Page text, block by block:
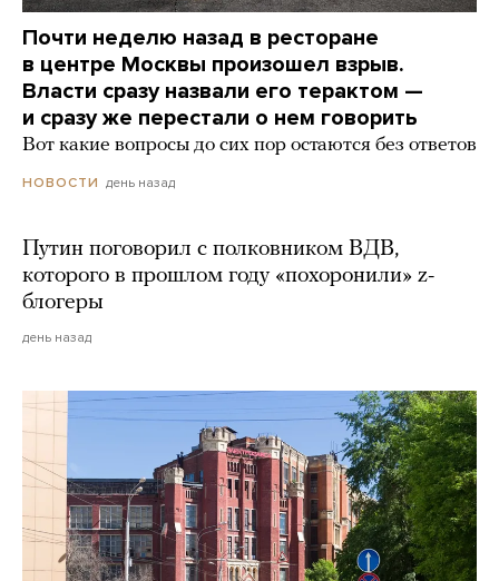
Почти неделю назад в ресторане
в центре Москвы произошел взрыв.
Власти сразу назвали его терактом —
и сразу же перестали о нем говорить
Вот какие вопросы до сих пор остаются без ответов
НОВОСТИ день назад
Путин поговорил с полковником ВДВ,
которого в прошлом году «похоронили» z-
блогеры
день назад